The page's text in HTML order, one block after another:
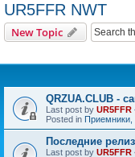
UR5FFR NWT
New Topic
QRZUA.CLUB -
Last post by UR5FFR
Posted in Приемники,
Последние
Last post by UR5FFR